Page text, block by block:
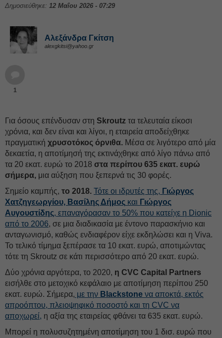
Δημοσιεύθηκε: 12 Μαΐου 2026 - 07:29
Αλεξάνδρα Γκίτση
alexgkitsi@yahoo.gr
1
Για όσους επένδυσαν στη Skroutz τα τελευταία είκοσι
χρόνια, και δεν είναι και λίγοι, η εταιρεία αποδείχθηκε
πραγματική χρυσοτόκος όρνιθα. Μέσα σε λιγότερο από μία
δεκαετία, η αποτίμησή της εκτινάχθηκε από λίγο πάνω από
τα 20 εκατ. ευρώ το 2018 στα περίπου 635 εκατ. ευρώ
σήμερα, μια αύξηση που ξεπερνά τις 30 φορές.
Σημείο καμπής, το 2018. Τότε οι ιδρυτές της, Γιώργος
Χατζηγεωργίου, Βασίλης Δήμος και Γιώργος
Αυγουστίδης, επαναγόρασαν το 50% που κατείχε η Dionic
από το 2006, σε μια διαδικασία με έντονο παρασκήνιο και
ανταγωνισμό, καθώς ενδιαφέρον είχε εκδηλώσει και η Viva.
Το τελικό τίμημα ξεπέρασε τα 10 εκατ. ευρώ, αποτιμώντας
τότε τη Skroutz σε κάτι περισσότερο από 20 εκατ. ευρώ.
Δύο χρόνια αργότερα, το 2020, η CVC Capital Partners
εισήλθε στο μετοχικό κεφάλαιο με αποτίμηση περίπου 250
εκατ. ευρώ. Σήμερα, με την Blackstone να αποκτά, εκτός
απροόπτου, πλειοψηφικό ποσοστό και τη CVC να
αποχωρεί, η αξία της εταιρείας φθάνει τα 635 εκατ. ευρώ.
Μπορεί η πολυσυζητημένη αποτίμηση του 1 δισ. ευρώ που